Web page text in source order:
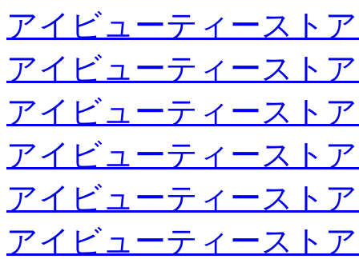
アイビューティースト
アイビューティースト
アイビューティースト
アイビューティースト
アイビューティースト
アイビューティースト